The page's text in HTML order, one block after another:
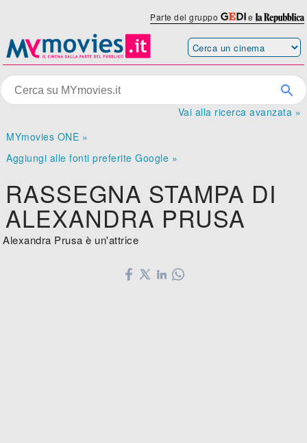
Parte del gruppo e
Vai alla ricerca avanzata »
MYmovies ONE »
Aggiungi alle fonti preferite Google »
RASSEGNA STAMPA DI
ALEXANDRA PRUSA
Alexandra Prusa è un'attrice